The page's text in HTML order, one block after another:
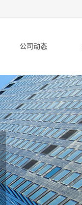
公司动态